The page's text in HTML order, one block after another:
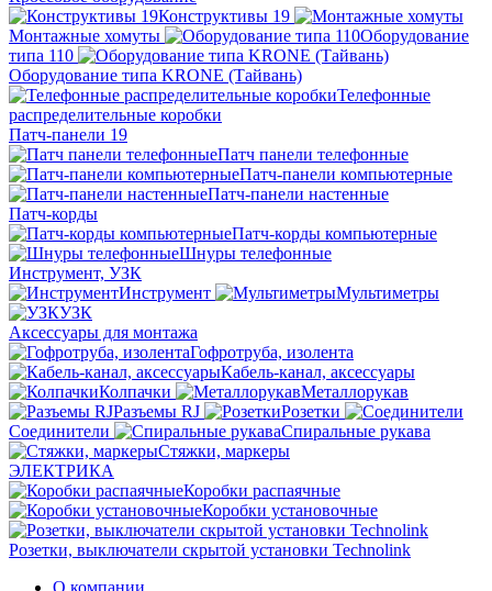
Конструктивы 19
Монтажные хомуты
Оборудование
типа 110
Оборудование типа KRONE (Тайвань)
Телефонные
распределительные коробки
Патч-панели 19
Патч панели телефонные
Патч-панели компьютерные
Патч-панели настенные
Патч-корды
Патч-корды компьютерные
Шнуры телефонные
Инструмент, УЗК
Инструмент
Мультиметры
УЗК
Аксессуары для монтажа
Гофротруба, изолента
Кабель-канал, аксессуары
Колпачки
Металлорукав
Разъемы RJ
Розетки
Соединители
Спиральные рукава
Стяжки, маркеры
ЭЛЕКТРИКА
Коробки распаячные
Коробки установочные
Розетки, выключатели скрытой установки Technolink
О компании